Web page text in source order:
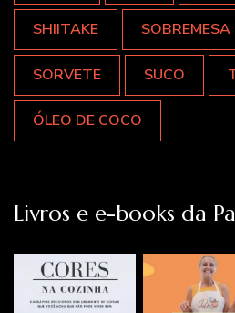
SHIITAKE SOBREMESA
SORVETE SUCO
ÓLEO DE COCO
Livros e e-books da